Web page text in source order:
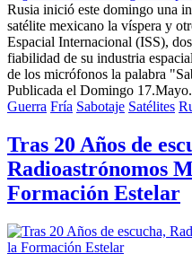
Rusia inició este domingo una
satélite mexicano la víspera y
Espacial Internacional (ISS),
fiabilidad de su industria
de los micrófonos la palabra
Publicada el Domingo
Guerra Fría Sabotaje Satélites
Tras 20 Años de
Radioastrónomos
Formación Estelar